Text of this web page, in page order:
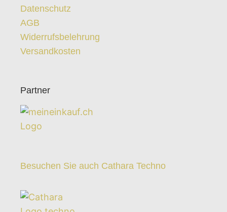
Datenschutz
AGB
Widerrufsbelehrung
Versandkosten
Partner
Besuchen Sie auch Cathara Techno